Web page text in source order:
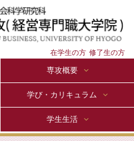
在学生の方 修了生の方
専攻概要
学び・カリキュラム
学生生活